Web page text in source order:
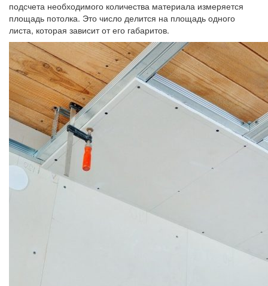
подсчета необходимого количества материала измеряется
площадь потолка. Это число делится на площадь одного
листа, которая зависит от его габаритов.